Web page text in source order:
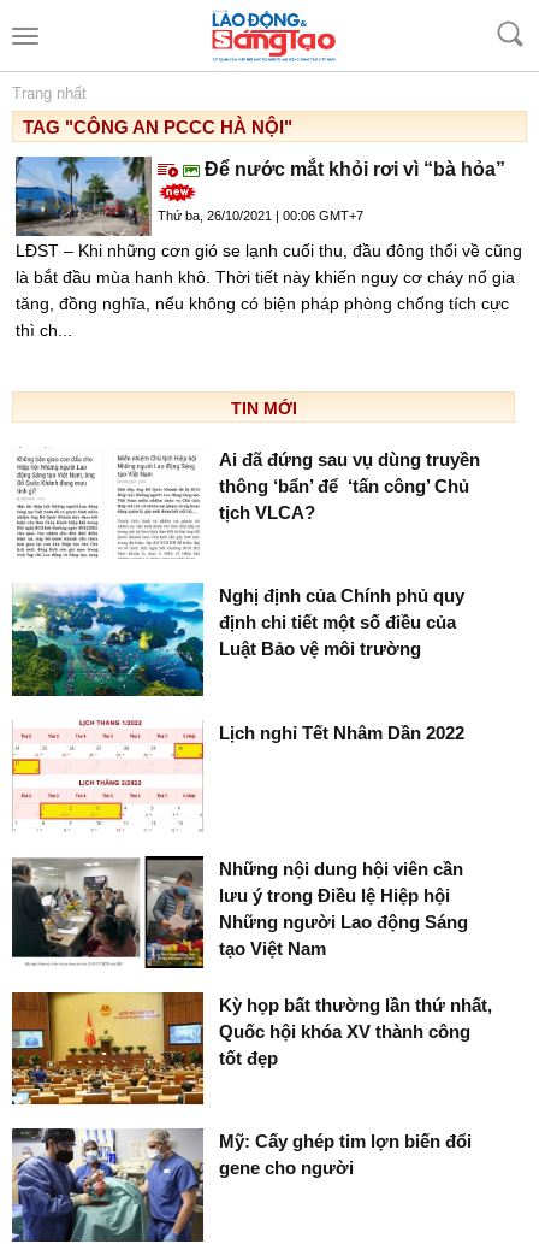
Trang nhất
TAG "CÔNG AN PCCC HÀ NỘI"
Để nước mắt khỏi rơi vì “bà hỏa”
Thứ ba, 26/10/2021 | 00:06 GMT+7
LĐST – Khi những cơn gió se lạnh cuối thu, đầu đông thổi về cũng
là bắt đầu mùa hanh khô. Thời tiết này khiến nguy cơ cháy nổ gia
tăng, đồng nghĩa, nếu không có biện pháp phòng chống tích cực
thì ch...
TIN MỚI
Ai đã đứng sau vụ dùng truyền
thông ‘bẩn’ để ‘tấn công’ Chủ
tịch VLCA?
Nghị định của Chính phủ quy
định chi tiết một số điều của
Luật Bảo vệ môi trường
Lịch nghỉ Tết Nhâm Dần 2022
Những nội dung hội viên cần
lưu ý trong Điều lệ Hiệp hội
Những người Lao động Sáng
tạo Việt Nam
Kỳ họp bất thường lần thứ nhất,
Quốc hội khóa XV thành công
tốt đẹp
Mỹ: Cấy ghép tim lợn biến đổi
gene cho người